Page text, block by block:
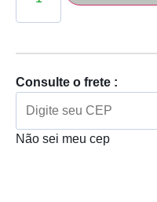
Consulte o frete :
Não sei meu cep